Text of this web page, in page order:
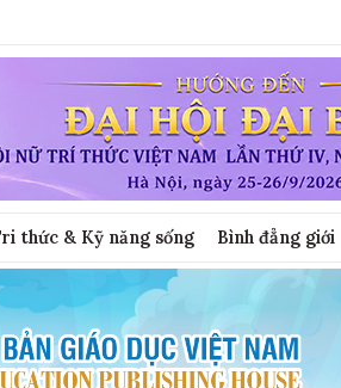
thức & Kỹ năng sống Bình đẳng giới